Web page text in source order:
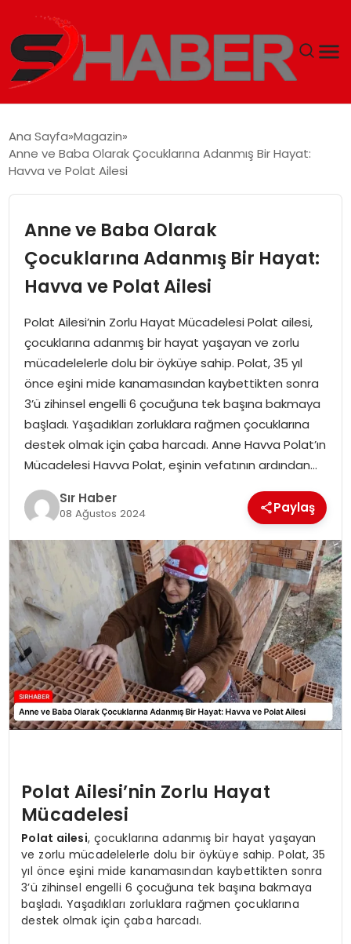
MAGAZIN
EKONOMI
SIYASET
EĞITIM
YAŞAM
Ana Sayfa Magazin
Anne ve Baba Olarak Çocuklarına Adanmış Bir Hayat:
Havva ve Polat Ailesi
Anne ve Baba Olarak
Çocuklarına Adanmış Bir Hayat:
Havva ve Polat Ailesi
Polat Ailesi’nin Zorlu Hayat Mücadelesi Polat ailesi,
çocuklarına adanmış bir hayat yaşayan ve zorlu
mücadelelerle dolu bir öyküye sahip. Polat, 35 yıl
önce eşini mide kanamasından kaybettikten sonra
3’ü zihinsel engelli 6 çocuğuna tek başına bakmaya
başladı. Yaşadıkları zorluklara rağmen çocuklarına
destek olmak için çaba harcadı. Anne Havva Polat’ın
Mücadelesi Havva Polat, eşinin vefatının ardından…
Sır Haber
08 Ağustos 2024 Paylaş
Polat Ailesi’nin Zorlu Hayat
Mücadelesi
Polat ailesi, çocuklarına adanmış bir hayat yaşayan
ve zorlu mücadelelerle dolu bir öyküye sahip. Polat, 35
yıl önce eşini mide kanamasından kaybettikten sonra
3’ü zihinsel engelli 6 çocuğuna tek başına bakmaya
başladı. Yaşadıkları zorluklara rağmen çocuklarına
destek olmak için çaba harcadı.